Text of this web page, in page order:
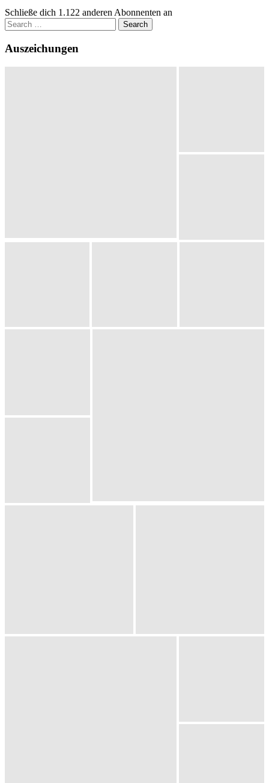
Schließe dich 1.122 anderen Abonnenten an
Search
for:
Auszeichungen